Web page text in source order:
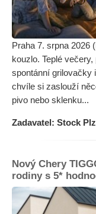
Praha 7. srpna 2026
kouzlo. Teplé
spontánní grilovačky
chvíle si zaslouží
pivo nebo sklenku...
Zadavatel: Stock
Nový Chery
rodiny s 5*